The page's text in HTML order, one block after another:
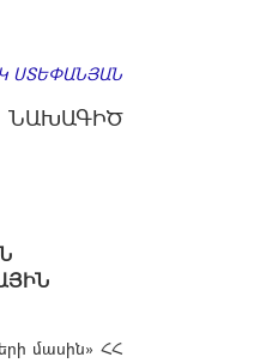
ՍՏԵՓԱՆՅԱՆ
ՆԱԽԱԳԻԾ
մասին» ՀՀ